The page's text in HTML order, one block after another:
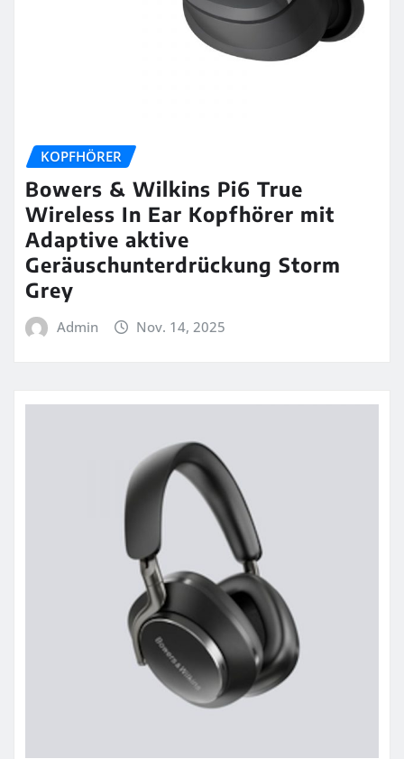
KOPFHÖRER
Bowers & Wilkins Pi6 True
Wireless In Ear Kopfhörer mit
Adaptive aktive
Geräuschunterdrückung Storm
Grey
Admin Nov. 14, 2025